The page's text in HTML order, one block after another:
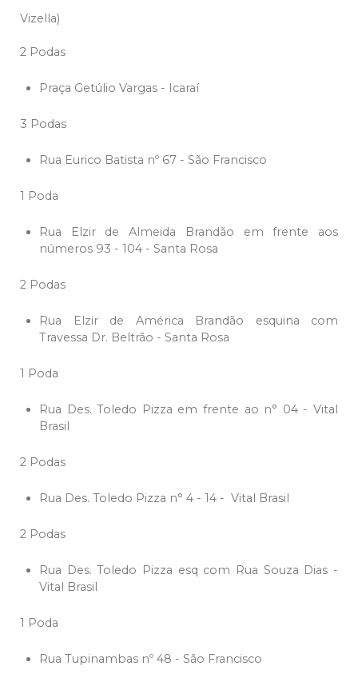
Vizella)
2 Podas
Praça Getúlio Vargas - Icaraí
3 Podas
Rua Eurico Batista nº 67 - São Francisco
1 Poda
Rua Elzir de Almeida Brandão em frente aos
números 93 - 104 - Santa Rosa
2 Podas
Rua Elzir de América Brandão esquina com
Travessa Dr. Beltrão - Santa Rosa
1 Poda
Rua Des. Toledo Pizza em frente ao n° 04 - Vital
Brasil
2 Podas
Rua Des. Toledo Pizza n° 4 - 14 - Vital Brasil
2 Podas
Rua Des. Toledo Pizza esq com Rua Souza Dias -
Vital Brasil
1 Poda
Rua Tupinambas nº 48 - São Francisco